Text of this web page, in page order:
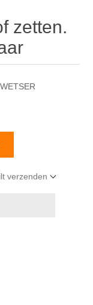
zetten.
verzenden